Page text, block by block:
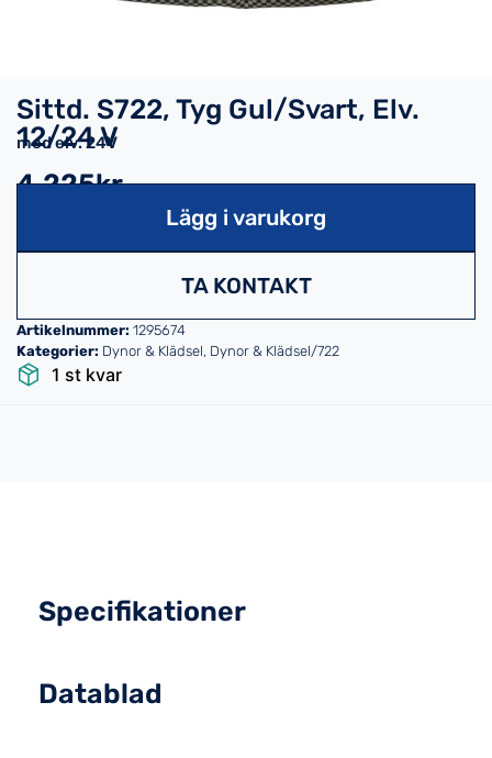
Sittd. S722, Tyg Gul/Svart, Elv.
12/24 V
med elv. 24V
4,225kr
Lägg i varukorg
TA KONTAKT
Artikelnummer: 1295674
Kategorier: Dynor & Klädsel, Dynor & Klädsel/722
1 st kvar
Specifikationer
Datablad